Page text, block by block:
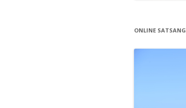
ONLINE SATSANG